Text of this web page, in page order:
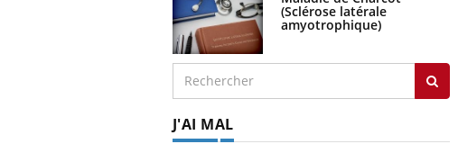
(Sclérose latérale
amyotrophique)
J'AI MAL